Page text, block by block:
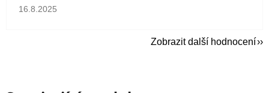
Hodnocení obchodu je 5 z 5 hvězdiček.
16.8.2025
Zobrazit další hodnocení